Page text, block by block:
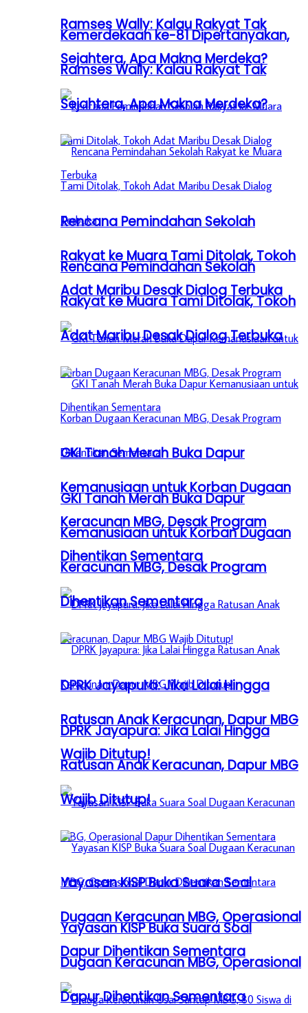
Ramses Wally: Kalau Rakyat Tak
Sejahtera, Apa Makna Merdeka?
Rencana Pemindahan Sekolah
Rakyat ke Muara Tami Ditolak, Tokoh
Adat Maribu Desak Dialog Terbuka
GKI Tanah Merah Buka Dapur
Kemanusiaan untuk Korban Dugaan
Keracunan MBG, Desak Program
Dihentikan Sementara
DPRK Jayapura: Jika Lalai Hingga
Ratusan Anak Keracunan, Dapur MBG
Wajib Ditutup!
Yayasan KISP Buka Suara Soal
Dugaan Keracunan MBG, Operasional
Dapur Dihentikan Sementara
Kemerdekaan ke-81 Dipertanyakan,
Ramses Wally: Kalau Rakyat Tak
Sejahtera, Apa Makna Merdeka?
Rencana Pemindahan Sekolah
Rakyat ke Muara Tami Ditolak, Tokoh
Adat Maribu Desak Dialog Terbuka
GKI Tanah Merah Buka Dapur
Kemanusiaan untuk Korban Dugaan
Keracunan MBG, Desak Program
Dihentikan Sementara
DPRK Jayapura: Jika Lalai Hingga
Ratusan Anak Keracunan, Dapur MBG
Wajib Ditutup!
Yayasan KISP Buka Suara Soal
Dugaan Keracunan MBG, Operasional
Dapur Dihentikan Sementara